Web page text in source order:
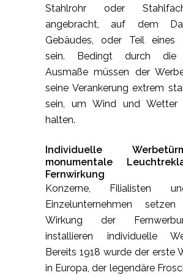
Stahlrohr oder
angebracht, auf dem
Gebäudes, oder Teil eines
sein. Bedingt durch die
Ausmaße müssen der
seine Verankerung extrem
sein, um Wind und Wetter
halten.
Individuelle
monumentale
Fernwirkung
Konzerne, Filialisten
Einzelunternehmen
Wirkung der
installieren individuelle
Bereits 1918 wurde der erste
in Europa, der legendäre